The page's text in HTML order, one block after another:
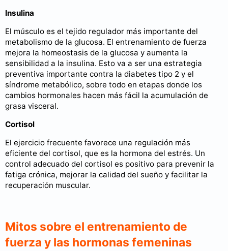
Insulina
El músculo es el tejido regulador más importante del
metabolismo de la glucosa. El entrenamiento de fuerza
mejora la homeostasis de la glucosa y aumenta la
sensibilidad a la insulina. Esto va a ser una estrategia
preventiva importante contra la diabetes tipo 2 y el
síndrome metabólico, sobre todo en etapas donde los
cambios hormonales hacen más fácil la acumulación de
grasa visceral.
Cortisol
El ejercicio frecuente favorece una regulación más
eficiente del cortisol, que es la hormona del estrés. Un
control adecuado del cortisol es positivo para prevenir la
fatiga crónica, mejorar la calidad del sueño y facilitar la
recuperación muscular.
Mitos sobre el entrenamiento de
fuerza y las hormonas femeninas